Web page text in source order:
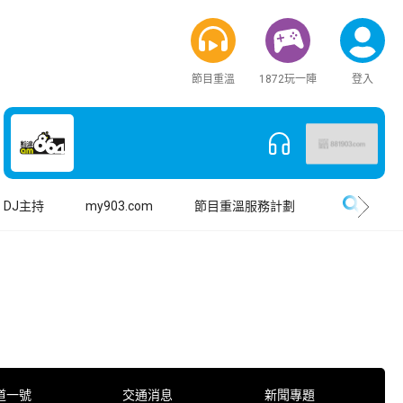
節目重溫 1872玩一陣 登入
DJ主持 my903.com 節目重溫服務計劃
一號 交通消息 新聞專題